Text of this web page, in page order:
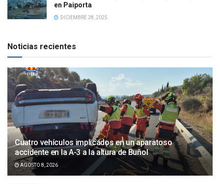
en Paiporta
DICIEMBRE 28, 2025
Noticias recientes
Cuatro vehículos implicados en un aparatoso
accidente en la A-3 a la altura de Buñol
AGOSTO 8, 2026